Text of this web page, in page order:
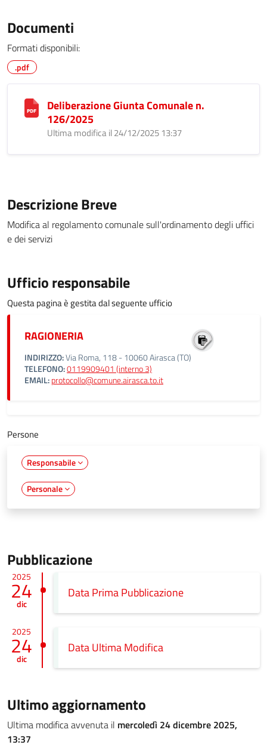
Documenti
Formati disponibili:
.pdf
Deliberazione Giunta Comunale n.
126/2025
Ultima modifica il 24/12/2025 13:37
Descrizione Breve
Modifica al regolamento comunale sull'ordinamento degli uffici
e dei servizi
Ufficio responsabile
Questa pagina è gestita dal seguente ufficio
RAGIONERIA
INDIRIZZO:Via Roma, 118 - 10060 Airasca (TO)
TELEFONO:0119909401 (interno 3)
EMAIL:protocollo@comune.airasca.to.it
Persone
Responsabile
Personale
Pubblicazione
2025
24
dic
Data Prima Pubblicazione
2025
24
dic
Data Ultima Modifica
Ultimo aggiornamento
Ultima modifica avvenuta il mercoledì 24 dicembre 2025,
13:37